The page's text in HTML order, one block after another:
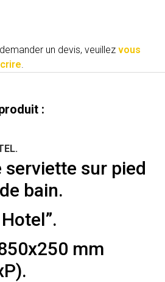
un devis, veuillez vous
:
serviette sur pied
bain.
mm